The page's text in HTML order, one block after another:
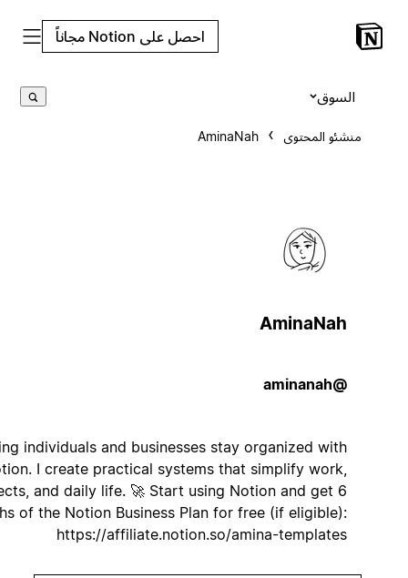
احصل على Notion مجاناً
منشئو المحتوى AminaNah
AminaNah
Helping individuals and businesses stay organized with
Notion. I create practical systems that simplify work,
projects, and daily life. 🚀 Start using Notion and get 6
months of the Notion Business Plan for free (if eligible):
https://affiliate.notion.so/amina-templates